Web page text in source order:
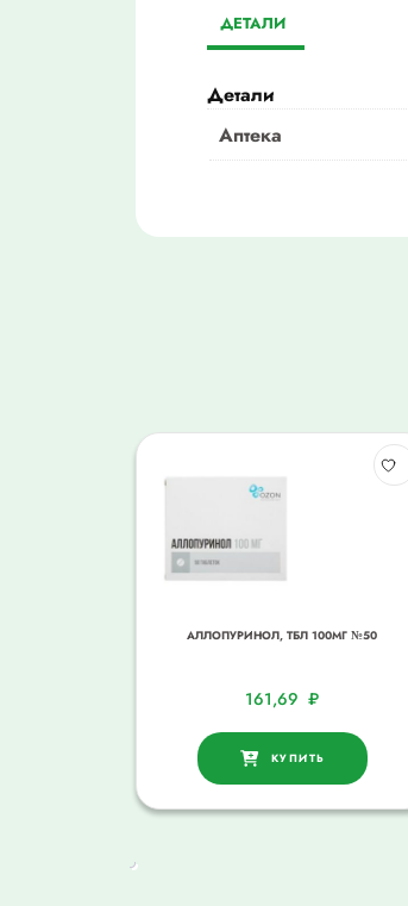
ДЕТАЛИ
Детали
Аптека
АЛЛОПУРИНОЛ, ТБЛ 100МГ №50
161,69₽
КУПИТЬ